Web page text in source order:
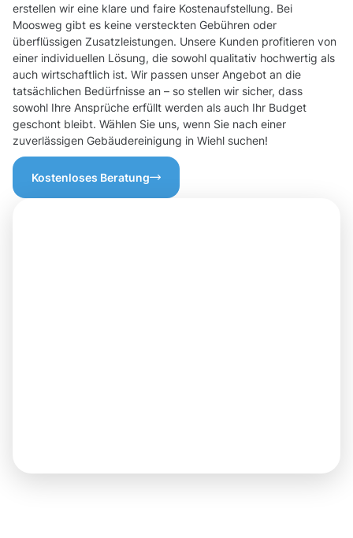
erstellen wir eine klare und faire Kostenaufstellung. Bei
Moosweg gibt es keine versteckten Gebühren oder
überflüssigen Zusatzleistungen. Unsere Kunden profitieren von
einer individuellen Lösung, die sowohl qualitativ hochwertig als
auch wirtschaftlich ist. Wir passen unser Angebot an die
tatsächlichen Bedürfnisse an – so stellen wir sicher, dass
sowohl Ihre Ansprüche erfüllt werden als auch Ihr Budget
geschont bleibt. Wählen Sie uns, wenn Sie nach einer
zuverlässigen Gebäudereinigung in Wiehl suchen!
Kostenloses Beratung